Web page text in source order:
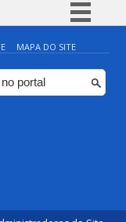
BR
Participe
MAPA DO SITE